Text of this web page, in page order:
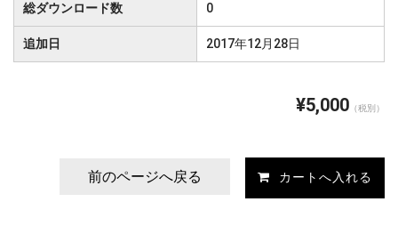
総ダウンロード数 0
追加日 2017年12月28日
¥5,000 （税別）
前のページへ戻る